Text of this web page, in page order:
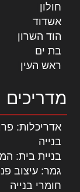
חולון
אשדוד
הוד השרון
בת ים
ראש העין
מדריכים
אדריכלות:
בנייה
בניית בית:
גמר: עיצוב
חומרי בנייה